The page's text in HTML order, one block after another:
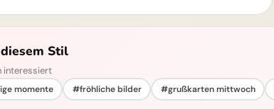
Stil
interessiert
momente #fröhliche bilder #grußkarten mittwoch